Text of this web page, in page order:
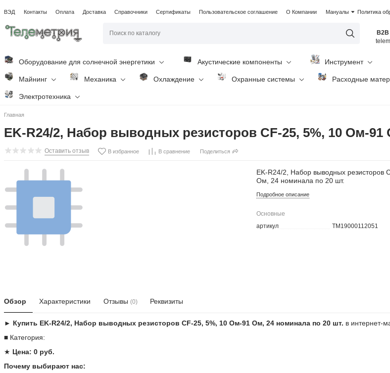
ВЭД Контакты Оплата Доставка Справочники Сертификаты Пользовательское соглашение О Компании Мануалы Политика
B2B
Оборудование для солнечной энергетики Акустические компоненты Инструмент
Майнинг Механика Охлаждение Охранные системы Расходные
Электротехника
Главная
EK-R24/2, Набор выводных резисторов CF-25, 5%, 10 Ом-
Оставить отзыв В избранное В сравнение Поделиться
EK-R24/2, Набор выводных резисторов
Ом, 24 номинала по 20 шт.
Подробное описание
Основные
артикул
TM19000112051
Обзор Характеристики Отзывы (0) Реквизиты
► Купить EK-R24/2, Набор выводных резисторов CF-25, 5%, 10 Ом-91 Ом, 24 номинала по 20 шт. в интернет-
■ Категория:
★ Цена: 0 руб.
Почему выбирают нас: